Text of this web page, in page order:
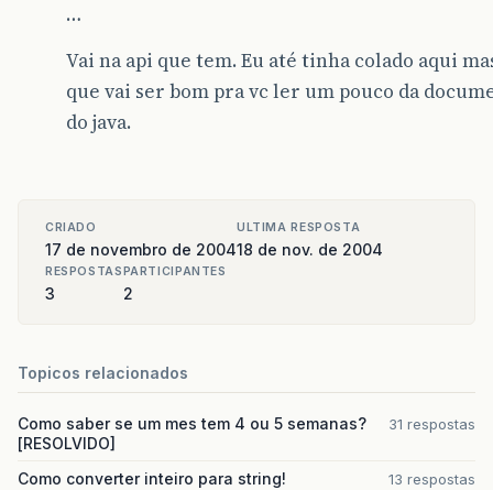
…
Vai na api que tem. Eu até tinha colado aqui
que vai ser bom pra vc ler um pouco da
do java.
CRIADO
17 de novembro de 2004
ULTIMA RESPOSTA
18 de nov. de 2004
RESPOSTAS
3
PARTICIPANTES
2
Topicos relacionados
Como saber se um mes tem 4 ou 5 semanas?
[RESOLVIDO]
31 respostas
Como converter inteiro para string! 13 respostas